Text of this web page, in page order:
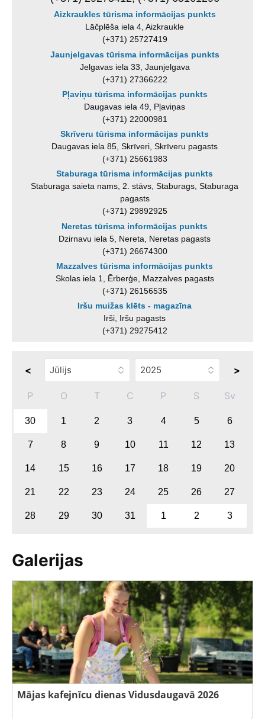
Aizkraukles tūrisma informācijas punkts
Lāčplēša iela 4, Aizkraukle
(+371) 25727419
Jaunjelgavas tūrisma informācijas punkts
Jelgavas iela 33, Jaunjelgava
(+371) 27366222
Pļaviņu tūrisma informācijas punkts
Daugavas iela 49, Pļaviņas
(+371) 22000981
Skrīveru tūrisma informācijas punkts
Daugavas iela 85, Skrīveri, Skrīveru pagasts
(+371) 25661983
Staburaga tūrisma informācijas punkts
Staburaga saieta nams, 2. stāvs, Staburags, Staburaga
pagasts
(+371) 29892925
Neretas tūrisma informācijas punkts
Dzirnavu iela 5, Nereta, Neretas pagasts
(+371) 26674300
Mazzalves tūrisma informācijas punkts
Skolas iela 1, Ērberģe, Mazzalves pagasts
(+371) 26156535
Iršu muižas klēts - magazīna
Irši, Iršu pagasts
(+371) 29275412
< >
P O T C P S Sv
30 1 2 3 4 5 6
7 8 9 10 11 12 13
14 15 16 17 18 19 20
21 22 23 24 25 26 27
28 29 30 31 1 2 3
Galerijas
Mājas kafejnīcu dienas Vidusdaugavā 2026